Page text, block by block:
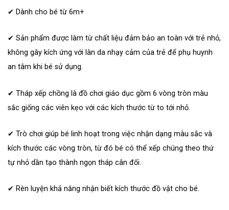
✔ Dành cho bé từ 6m+
✔ Sản phẩm được làm từ chất liệu đảm bảo an toàn với trẻ nhỏ,
không gây kích ứng với làn da nhạy cảm của trẻ để phụ huynh
an tâm khi bé sử dụng.
✔ Tháp xếp chồng là đồ chơi giáo dục gồm 6 vòng tròn màu
sắc giống các viên kẹo với các kích thước từ to tới nhỏ.
✔ Trò chơi giúp bé linh hoạt trong việc nhận dạng màu sắc và
kích thước các vòng tròn, từ đó bé có thể xếp chúng theo thứ
tự nhỏ dần tạo thành ngọn tháp cân đối.
✔ Rèn luyện khả năng nhận biết kích thước đồ vật cho bé.